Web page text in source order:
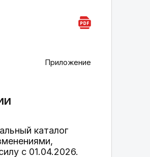
Приложение
каталог
с 01.04.2026.